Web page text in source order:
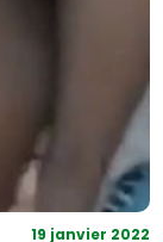
19 janvier 2022